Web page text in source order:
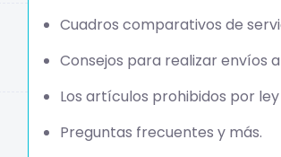
Cuadros comparativos de
Consejos para realizar envíos
Los artículos prohibidos por
Preguntas frecuentes y más.